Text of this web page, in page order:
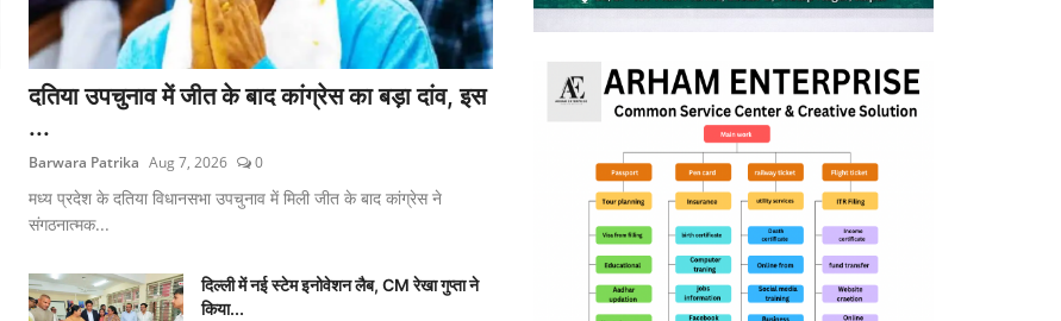
दतिया उपचुनाव में जीत के बाद कांग्रेस का बड़ा दांव, इस
...
Barwara Patrika Aug 7, 2026 0
मध्य प्रदेश के दतिया विधानसभा उपचुनाव में मिली जीत के बाद कांग्रेस ने
संगठनात्मक...
दिल्ली में नई स्टेम इनोवेशन लैब, CM रेखा गुप्ता ने
किया...